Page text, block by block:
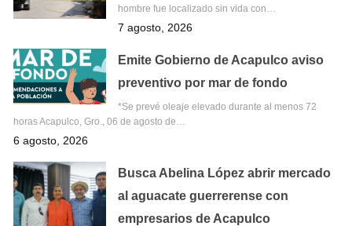
hombre fue localizado sin vida con…
7 agosto, 2026
Emite Gobierno de Acapulco aviso
preventivo por mar de fondo
*Se prevé oleaje elevado durante al menos 72
horas Acapulco, Gro., 06 de agosto de…
6 agosto, 2026
Busca Abelina López abrir mercado
al aguacate guerrerense con
empresarios de Acapulco